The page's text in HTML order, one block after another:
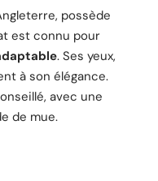
possède
est connu pour
. Ses yeux,
à son élégance.
avec une
de mue.